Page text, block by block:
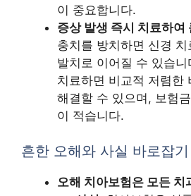
이 중요합니다.
증상 발생 즉시 치료하여
충치를 방치하면 신경
발치로 이어질 수 있습
치료하면 비교적 저렴한
해결할 수 있으며, 보험
이 적습니다.
흔한 오해와 사실 바로잡기
오해 치아보험은 모든 치